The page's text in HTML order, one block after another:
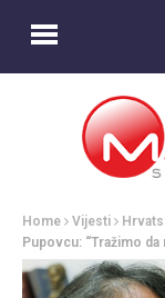
Home Vijesti
Pupovcu: “Tražimo